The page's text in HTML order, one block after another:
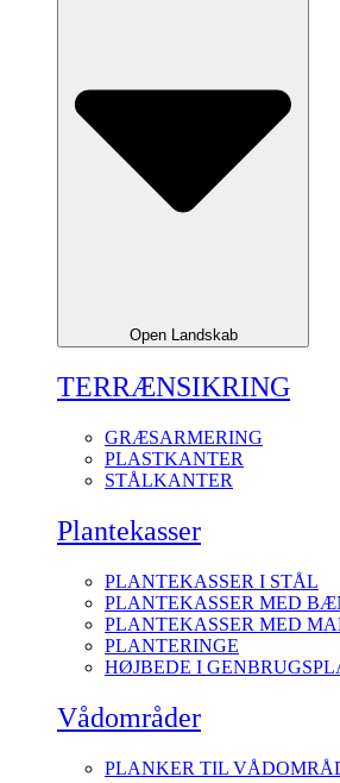
Open Landskab
TERRÆNSIKRING
GRÆSARMERING
PLASTKANTER
STÅLKANTER
Plantekasser
PLANTEKASSER I STÅL
PLANTEKASSER MED
PLANTEKASSER MED
PLANTERINGE
HØJBEDE I
Vådområder
PLANKER TIL